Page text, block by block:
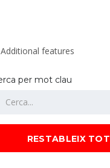
per mot clau
RESTABLEIX TOT